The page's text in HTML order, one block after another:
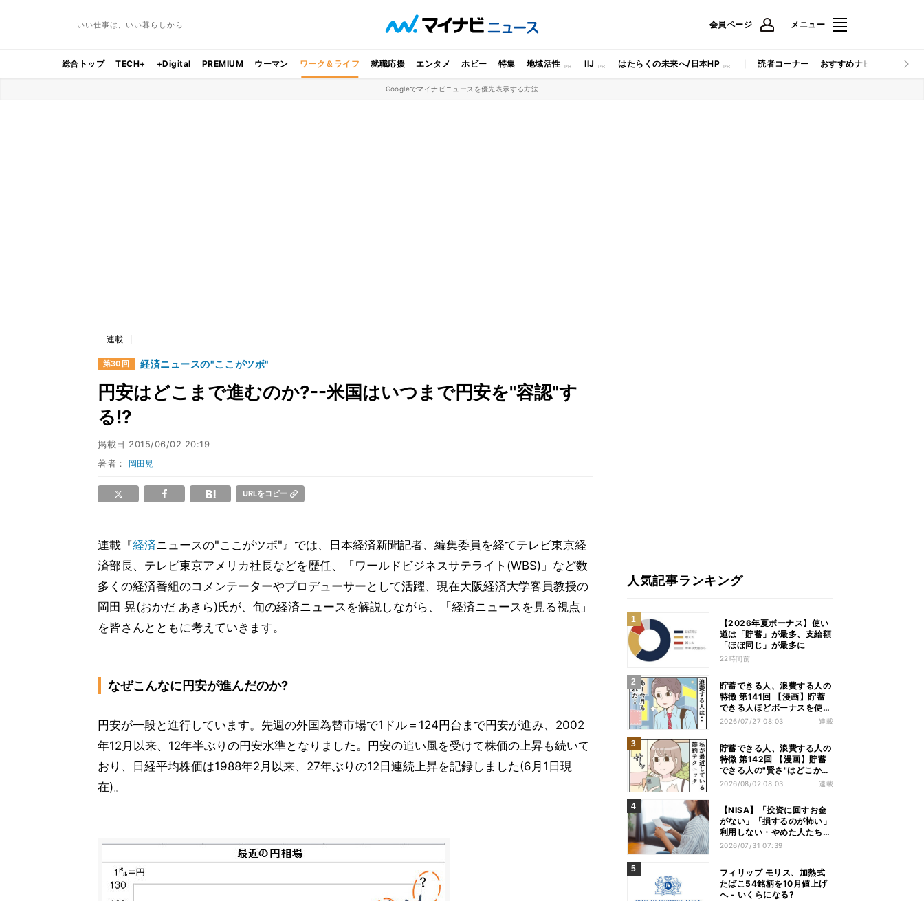
いい仕事は、いい暮らしから 会員ページ メニュー
総合トップ TECH+ +Digital PREMIUM ウーマン ワーク＆ライフ 就職応援 エンタメ ホビー 特集 地域活性 IIJ はたらくの未来へ/日本HP 読者コーナー おすすめナビ マイナビ
Googleでマイナビニュースを優先表示する方法
連載
第30回 経済ニュースの"ここがツボ"
円安はどこまで進むのか?--米国はいつまで円安を"容認"す
る!?
掲載日 2015/06/02 20:19
著者： 岡田晃
URLをコピー
連載『経済ニュースの"ここがツボ"』では、日本経済新聞記者、編集委員を経てテレビ東京経
済部長、テレビ東京アメリカ社長などを歴任、「ワールドビジネスサテライト(WBS)」など数
多くの経済番組のコメンテーターやプロデューサーとして活躍、現在大阪経済大学客員教授の
岡田 晃(おかだ あきら)氏が、旬の経済ニュースを解説しながら、「経済ニュースを見る視点」
を皆さんとともに考えていきます。
なぜこんなに円安が進んだのか?
円安が一段と進行しています。先週の外国為替市場で1ドル＝124円台まで円安が進み、2002
年12月以来、12年半ぶりの円安水準となりました。円安の追い風を受けて株価の上昇も続いて
おり、日経平均株価は1988年2月以来、27年ぶりの12日連続上昇を記録しました(6月1日現
在)。
人気記事ランキング
【2026年夏ボーナス】使い
道は「貯蓄」が最多、支給額
「ほぼ同じ」が最多に
22時間前
貯蓄できる人、浪費する人の
特徴 第141回 【漫画】貯蓄
できる人ほどボーナスを使
う!? その差は"買う目的"にあ
2026/07/27 08:03 連載
貯蓄できる人、浪費する人の
特徴 第142回 【漫画】貯蓄
できる人の"賢さ"はどこか
ら? スーパーでの意外な習慣
2026/08/02 08:03 連載
【NISA】「投資に回すお金
がない」「損するのが怖い」
利用しない・やめた人たちの
リアルな本音
2026/07/31 07:39
フィリップ モリス、加熱式
たばこ54銘柄を10月値上げ
へ - いくらになる?